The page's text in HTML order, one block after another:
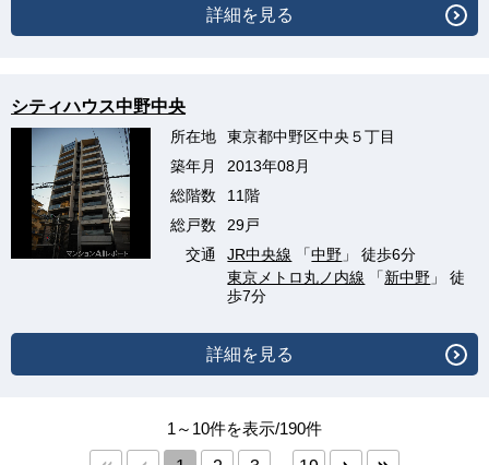
詳細を見る
シティハウス中野中央
所在地
東京都中野区中央５丁目
築年月
2013年08月
総階数
11階
総戸数
29戸
交通
JR中央線 「中野 」 徒歩6分
東京メトロ丸ノ内線 「新中野 」 徒
歩7分
詳細を見る
1～10件を表示/190件